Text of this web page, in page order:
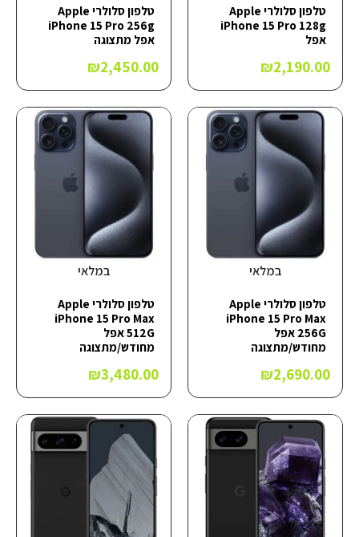
טלפון סלולרי Apple
iPhone 15 Pro 128g
אפל
₪2,190.00
טלפון סלולרי Apple
iPhone 15 Pro 256g
אפל מתצוגה
₪2,450.00
במלאי
טלפון סלולרי Apple
iPhone 15 Pro Max
256G אפל
מחודש/מתצוגה
₪2,690.00
במלאי
טלפון סלולרי Apple
iPhone 15 Pro Max
512G אפל
מחודש/מתצוגה
₪3,480.00